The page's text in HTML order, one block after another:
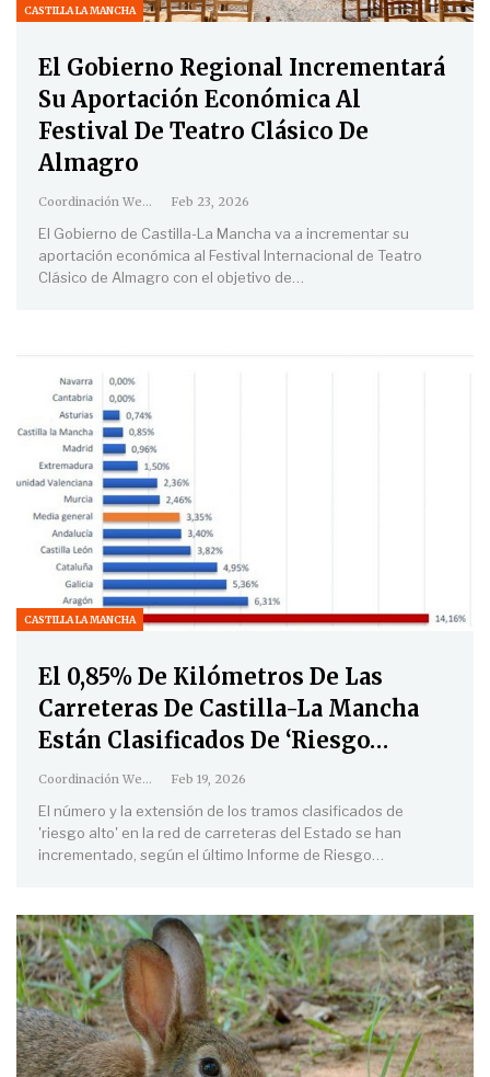
CASTILLA LA MANCHA
El Gobierno Regional Incrementará
Su Aportación Económica Al
Festival De Teatro Clásico De
Almagro
Coordinación Web Feb 23, 2026
El Gobierno de Castilla-La Mancha va a incrementar su
aportación económica al Festival Internacional de Teatro
Clásico de Almagro con el objetivo de
CASTILLA LA MANCHA
El 0,85% De Kilómetros De Las
Carreteras De Castilla-La Mancha
Están Clasificados De ‘riesgo…
Coordinación Web Feb 19, 2026
El número y la extensión de los tramos clasificados de
'riesgo alto' en la red de carreteras del Estado se han
incrementado, según el último Informe de Riesgo